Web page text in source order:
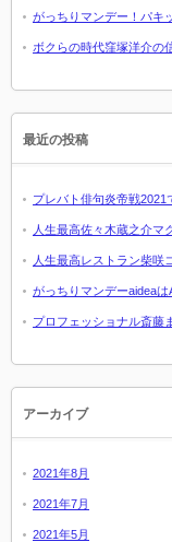
がっちりマンデー！パキ
ボクらの時代窪塚洋介の
最近の投稿
プレバト俳句炎帝戦2021
人生最高佐々木蔵之介マ
人生最高レストラン柴咲
がっちりマンデーaidea
プロフェッショナル斎藤
アーカイブ
2021年8月
2021年7月
2021年5月